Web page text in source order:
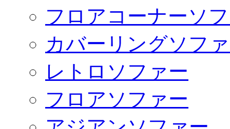
フロアコーナーソ
カバーリングソフ
レトロソファー
フロアソファー